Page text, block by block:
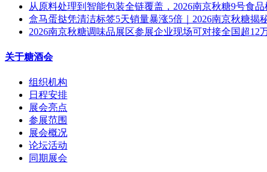
从原料处理到智能包装全链覆盖，2026南京秋糖9号食
盒马蛋挞凭清洁标签5天销量暴涨5倍｜2026南京秋糖揭
2026南京秋糖调味品展区参展企业现场可对接全国超12
关于糖酒会
组织机构
日程安排
展会亮点
参展范围
展会概况
论坛活动
同期展会